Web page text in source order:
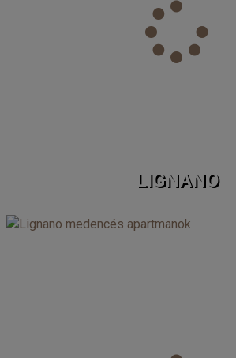
LIGNANO